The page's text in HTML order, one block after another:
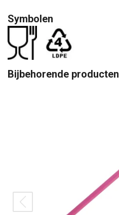
Symbolen
Bijbehorende producten
prev